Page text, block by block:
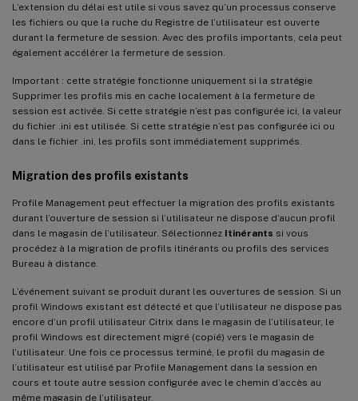
L’extension du délai est utile si vous savez qu’un processus conserve
les fichiers ou que la ruche du Registre de l’utilisateur est ouverte
durant la fermeture de session. Avec des profils importants, cela peut
également accélérer la fermeture de session.
Important : cette stratégie fonctionne uniquement si la stratégie
Supprimer les profils mis en cache localement à la fermeture de
session est activée. Si cette stratégie n’est pas configurée ici, la valeur
du fichier .ini est utilisée. Si cette stratégie n’est pas configurée ici ou
dans le fichier .ini, les profils sont immédiatement supprimés.
Migration des profils existants
Profile Management peut effectuer la migration des profils existants
durant l’ouverture de session si l’utilisateur ne dispose d’aucun profil
dans le magasin de l’utilisateur. Sélectionnez Itinérants si vous
procédez à la migration de profils itinérants ou profils des services
Bureau à distance.
L’événement suivant se produit durant les ouvertures de session. Si un
profil Windows existant est détecté et que l’utilisateur ne dispose pas
encore d’un profil utilisateur Citrix dans le magasin de l’utilisateur, le
profil Windows est directement migré (copié) vers le magasin de
l’utilisateur. Une fois ce processus terminé, le profil du magasin de
l’utilisateur est utilisé par Profile Management dans la session en
cours et toute autre session configurée avec le chemin d’accès au
même magasin de l’utilisateur.